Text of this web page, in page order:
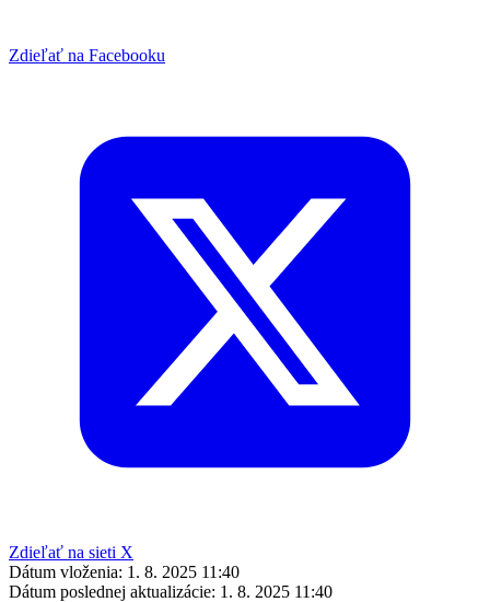
Zdieľať na Facebooku
Zdieľať na sieti X
Dátum vloženia: 1. 8. 2025 11:40
Dátum poslednej aktualizácie: 1. 8. 2025 11:40